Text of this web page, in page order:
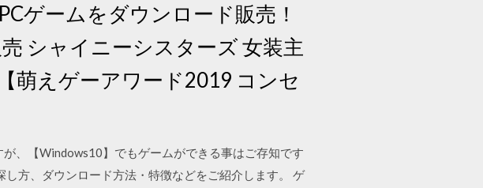
ゲームをダウンロード販売！
シャイニーシスターズ 女装主
萌えゲーアワード2019 コンセ
、【Windows10】でもゲームができる事はご存知です
方、ダウンロード方法・特徴などをご紹介します。 ゲ